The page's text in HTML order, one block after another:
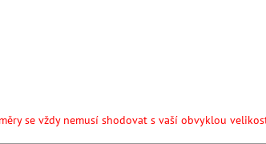
se vždy nemusí shodovat s vaší obvyklou